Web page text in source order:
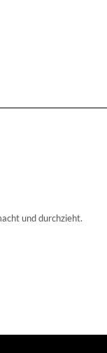
und durchzieht.